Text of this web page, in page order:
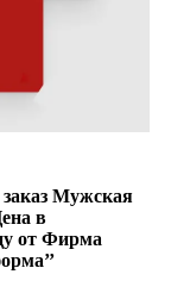
Мужская
в
от Фирма